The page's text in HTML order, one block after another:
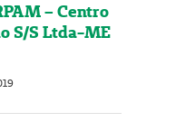
– Centro
S/S Ltda-ME